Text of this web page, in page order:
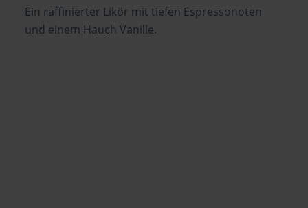
Ein raffinierter Likör mit tiefen Espressonoten
und einem Hauch Vanille.